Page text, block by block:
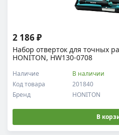
Набор отверток для точных
HONITON, HW130-0708
Код товара 201840
Наличие В наличии
Бренд HONITON
2 186 ₽
В